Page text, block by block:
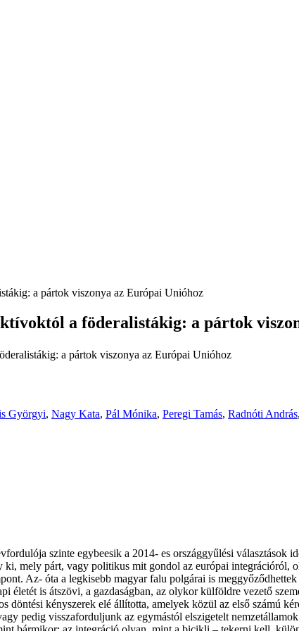
a pártok viszonya az Európai Unióhoz
a föderalistákig: a pártok
a pártok viszonya az Európai Unióhoz
Györgyi, Nagy Kata, Pál Mónika, Peregi Tamás, Radnóti András,
szinte egybeesik a 2014- es országgyűlési
ki, mely párt, vagy politikus mit gondol az európai integrációról,
Az- óta a legkisebb magyar falu polgárai is
életét is átszövi, a gazdaságban, az olykor külföldre vezető
döntési kényszerek elé állította, amelyek közül az első számú
pedig visszaforduljunk az egymástól elszigetelt